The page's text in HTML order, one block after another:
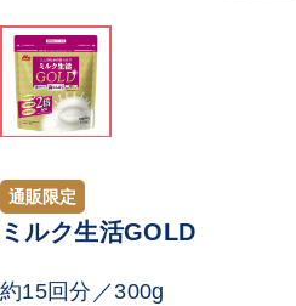
通販限定
ミルク生活GOLD
約15回分／300g